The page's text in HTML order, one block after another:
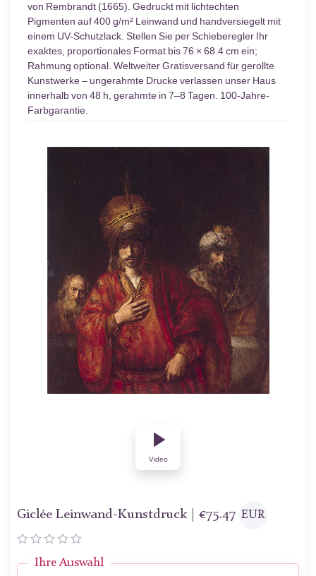
von Rembrandt (1665). Gedruckt mit lichtechten
Pigmenten auf 400 g/m² Leinwand und handversiegelt mit
einem UV-Schutzlack. Stellen Sie per Schieberegler Ihr
exaktes, proportionales Format bis 76 × 68.4 cm ein;
Rahmung optional. Weltweiter Gratisversand für gerollte
Kunstwerke – ungerahmte Drucke verlassen unser Haus
innerhalb von 48 h, gerahmte in 7–8 Tagen. 100-Jahre-
Farbgarantie.
Video
Giclée Leinwand-Kunstdruck | €75.47 EUR
Ihre Auswahl